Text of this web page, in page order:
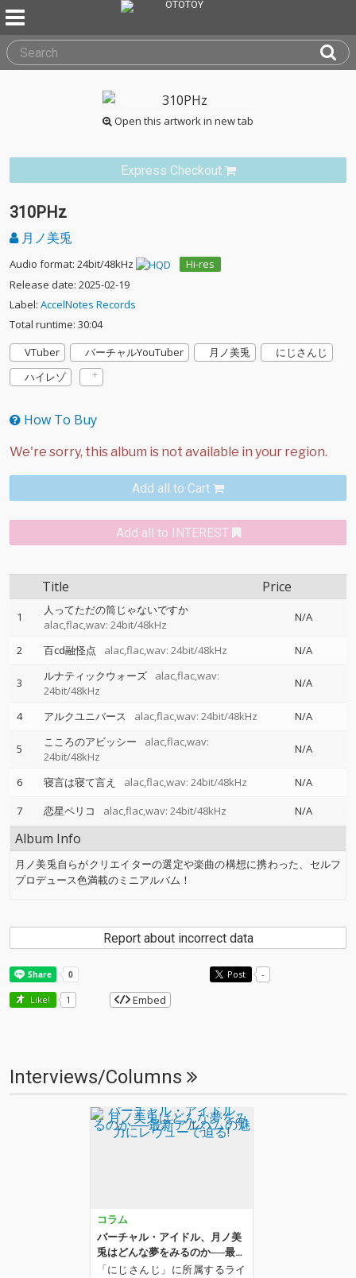
Open this artwork in new tab
Express Checkout
310PHz
月ノ美兎
Audio format: 24bit/48kHz
Hi-res
Release date: 2025-02-19
Label: AccelNotes Records
Total runtime: 30:04
VTuber
バーチャルYouTuber 月ノ美兎
にじさんじ
ハイレゾ
How To Buy
Add all to Cart
Add all to INTEREST
Title Price
1
人ってただの筒じゃないですか
alac,flac,wav: 24bit/48kHz
N/A
2 百cd融怪点 alac,flac,wav: 24bit/48kHz N/A
3 ルナティックウォーズ
alac,flac,wav:
24bit/48kHz
N/A
4 アルクユニバース alac,flac,wav: 24bit/48kHz N/A
5 こころのアビッシー
alac,flac,wav:
24bit/48kHz
N/A
6 寝言は寝て言え alac,flac,wav: 24bit/48kHz
N/A
7
恋星ペリコ alac,flac,wav: 24bit/48kHz N/A
Album Info
月ノ美兎自らがクリエイターの選定や楽曲の構想に携わった、セルフ
プロデュース色満載のミニアルバム！
Report about incorrect data
Post -
Like! 1 Embed
Interviews/Columns
コラム
バーチャル・アイドル、月ノ美
兎はどんな夢をみるのか──最新
アルバムの魅力にレヴューで迫
「にじさんじ」に所属するライ